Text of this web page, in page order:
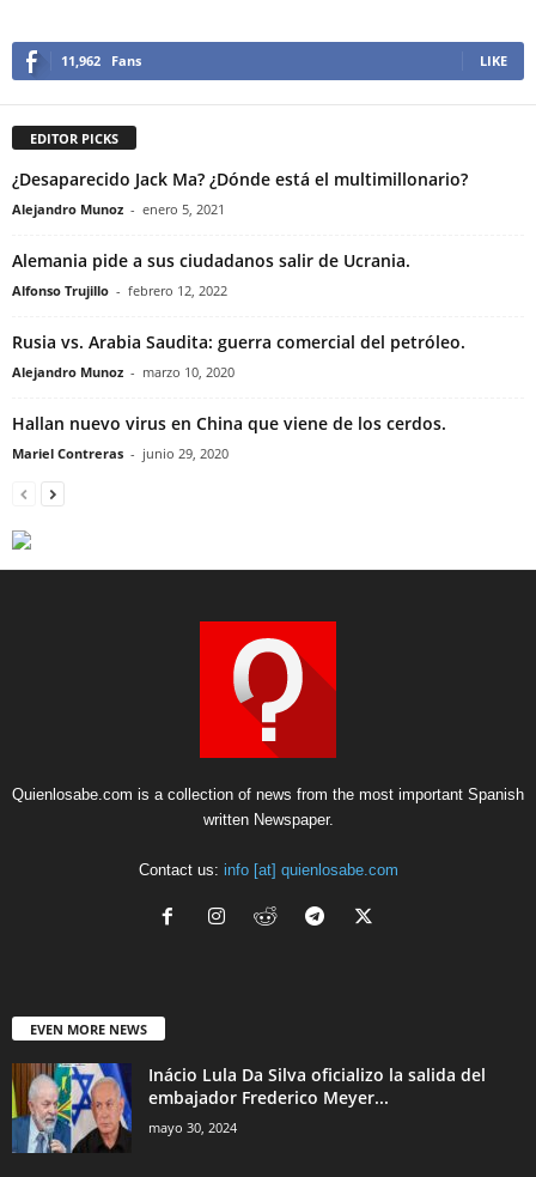
11,962 Fans LIKE
EDITOR PICKS
¿Desaparecido Jack Ma? ¿Dónde está el multimillonario?
Alejandro Munoz - enero 5, 2021
Alemania pide a sus ciudadanos salir de Ucrania.
Alfonso Trujillo - febrero 12, 2022
Rusia vs. Arabia Saudita: guerra comercial del petróleo.
Alejandro Munoz - marzo 10, 2020
Hallan nuevo virus en China que viene de los cerdos.
Mariel Contreras - junio 29, 2020
Quienlosabe.com is a collection of news from the most important Spanish
written Newspaper.
Contact us: info [at] quienlosabe.com
EVEN MORE NEWS
Inácio Lula Da Silva oficializo la salida del
embajador Frederico Meyer...
mayo 30, 2024